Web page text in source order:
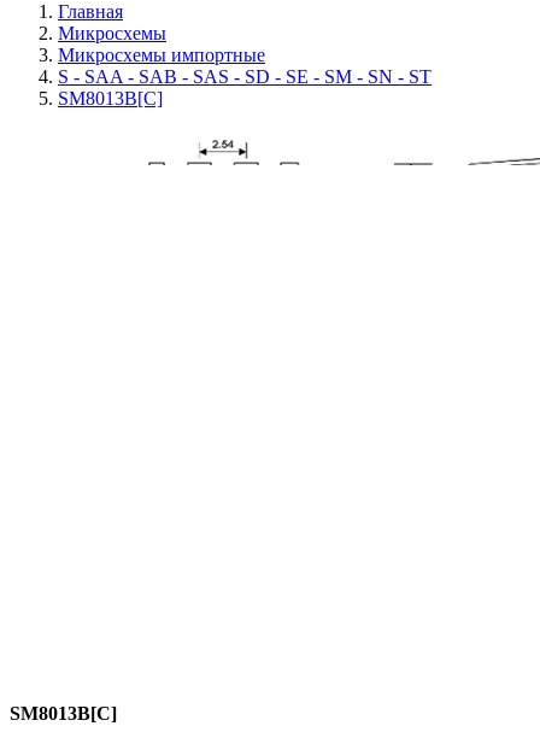
Главная
Микросхемы
Микросхемы импортные
S - SAA - SAB - SAS - SD - SE - SM - SN - ST
SM8013B[C]
SM8013B[C]